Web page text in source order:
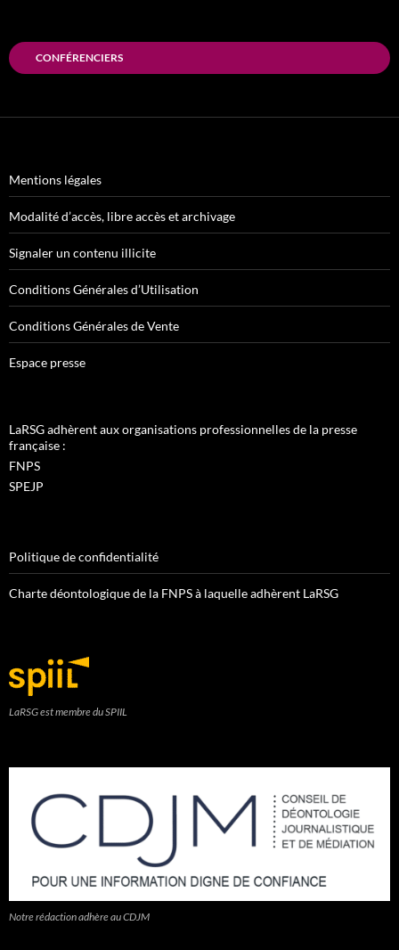
CONFÉRENCIERS
Mentions légales
Modalité d’accès, libre accès et archivage
Signaler un contenu illicite
Conditions Générales d’Utilisation
Conditions Générales de Vente
Espace presse
LaRSG adhèrent aux organisations professionnelles de la presse
française :
FNPS
SPEJP
Politique de confidentialité
Charte déontologique de la FNPS à laquelle adhèrent LaRSG
LaRSG est membre du SPIIL
Notre rédaction adhère au CDJM